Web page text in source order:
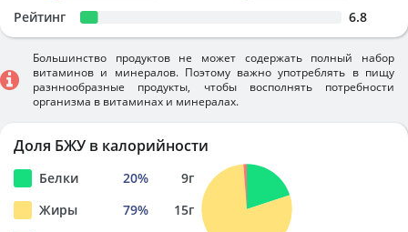
Рейтинг 6.8
Большинство продуктов не может содержать полный набор
витаминов и минералов. Поэтому важно употреблять в пищу
разннообразные продукты, чтобы восполнять потребности
организма в витаминах и минералах.
Доля БЖУ в калорийности
Белки 20% 9г
Жиры
79% 15г